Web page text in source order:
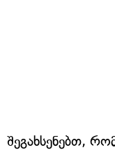
შეგახსენებთ,